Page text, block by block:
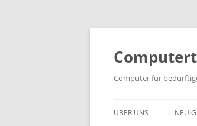
Zum
Computer für
ÜBER UNS